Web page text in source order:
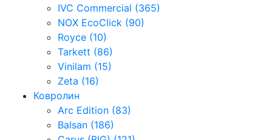
IVC Commercial (365)
NOX EcoClick (90)
Royce (10)
Tarkett (86)
Vinilam (15)
Zeta (16)
Ковролин
Arc Edition (83)
Balsan (186)